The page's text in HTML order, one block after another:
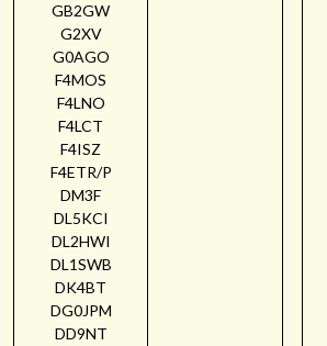
GB2GW
G2XV
G0AGO
F4MOS
F4LNO
F4LCT
F4ISZ
F4ETR/P
DM3F
DL5KCI
DL2HWI
DL1SWB
DK4BT
DG0JPM
DD9NT